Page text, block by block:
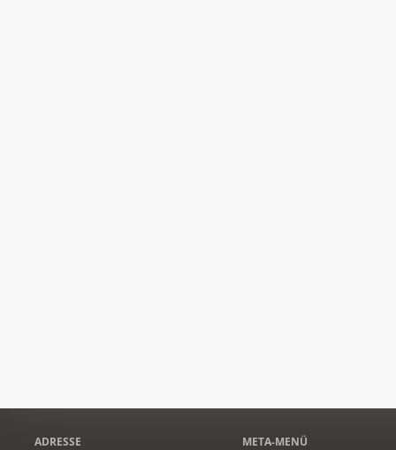
ADRESSE META-MENÜ